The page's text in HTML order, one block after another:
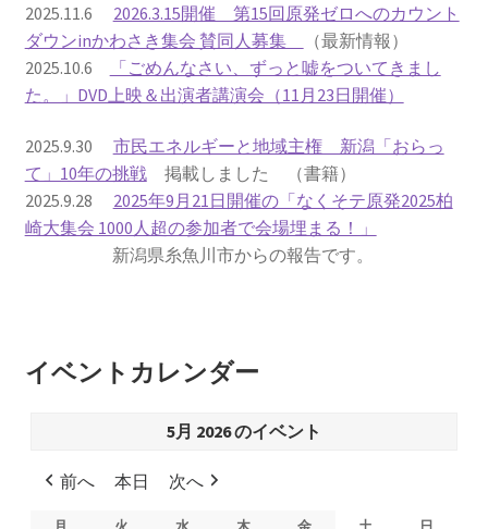
「原発６０年超へ」閣議決定
書籍
2022.12.29 原発事故と甲状腺がん
2023.1.26 「脱原発」成長論
2023.2.7 いまこそ私は原発に反対します
南海トラフ巨大地震でも原発は大丈夫と言う人々
2025.9.30 市民エネルギーと地域主権
2026.5.3 原発を止めた町
2025.11.6 2026.3.15開催 第15回原発ゼロへのカウント
ダウンinかわさき集会 賛同人募集
（最新情報）
2025.10.6
「ごめんなさい、ずっと嘘をついてきまし
た。」DVD上映＆出演者講演会（11月23日開催）
2025.9.30 市民エネルギーと地域主権 新潟「おらっ
て」10年の挑戦掲載しました （書籍）
2025.9.28 2025年9月21日開催の「なくそテ原発2025柏
崎大集会 1000人超の参加者で会場埋まる！」
新潟県糸魚川市からの報告です。
イベントカレンダー
5月 2026 のイベント
前へ 本日 次へ